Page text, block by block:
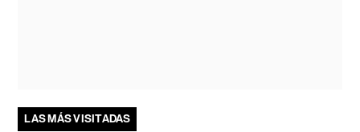
LAS MÁS VISITADAS